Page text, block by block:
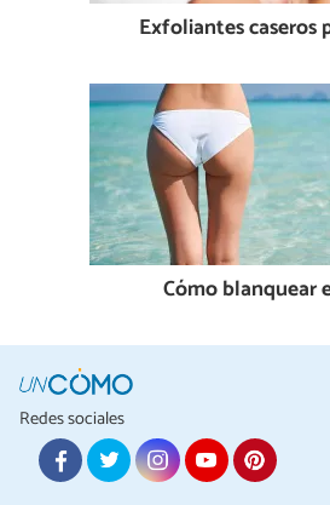
Exfoliantes caseros
Cómo blanquear
Redes sociales